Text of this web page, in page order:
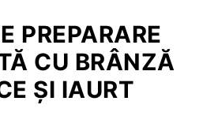
PREPARARE
CU BRÂNZĂ
ȘI IAURT